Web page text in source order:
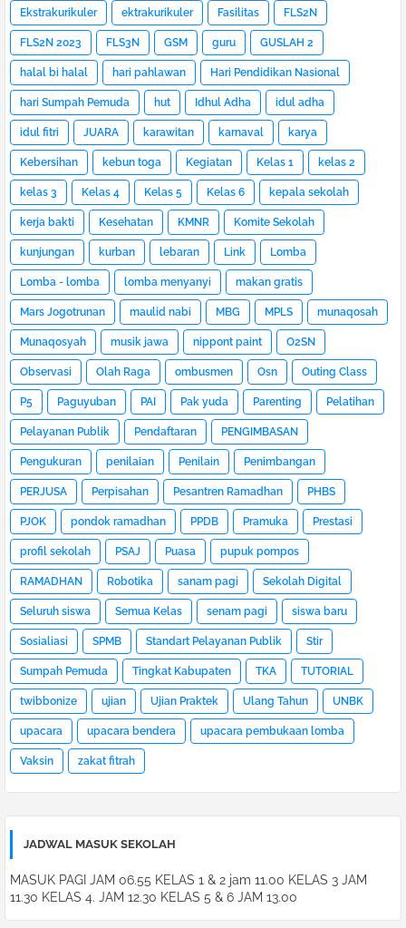
Ekstrakurikuler ektrakurikuler Fasilitas FLS2N
FLS2N 2023 FLS3N GSM guru GUSLAH 2
halal bi halal hari pahlawan Hari Pendidikan Nasional
hari Sumpah Pemuda hut Idhul Adha idul adha
idul fitri JUARA karawitan karnaval karya
Kebersihan kebun toga Kegiatan Kelas 1 kelas 2
kelas 3 Kelas 4 Kelas 5 Kelas 6 kepala sekolah
kerja bakti Kesehatan KMNR Komite Sekolah
kunjungan kurban lebaran Link Lomba
Lomba - lomba lomba menyanyi makan gratis
Mars Jogotrunan maulid nabi MBG MPLS munaqosah
Munaqosyah musik jawa nippont paint O2SN
Observasi Olah Raga ombusmen Osn Outing Class
P5 Paguyuban PAI Pak yuda Parenting Pelatihan
Pelayanan Publik Pendaftaran PENGIMBASAN
Pengukuran penilaian Penilain Penimbangan
PERJUSA Perpisahan Pesantren Ramadhan PHBS
PJOK pondok ramadhan PPDB Pramuka Prestasi
profil sekolah PSAJ Puasa pupuk pompos
RAMADHAN Robotika sanam pagi Sekolah Digital
Seluruh siswa Semua Kelas senam pagi siswa baru
Sosialiasi SPMB Standart Pelayanan Publik Stir
Sumpah Pemuda Tingkat Kabupaten TKA TUTORIAL
twibbonize ujian Ujian Praktek Ulang Tahun UNBK
upacara upacara bendera upacara pembukaan lomba
Vaksin zakat fitrah
JADWAL MASUK SEKOLAH
MASUK PAGI JAM 06.55 KELAS 1 & 2 jam 11.00 KELAS 3 JAM
11.30 KELAS 4. JAM 12.30 KELAS 5 & 6 JAM 13.00